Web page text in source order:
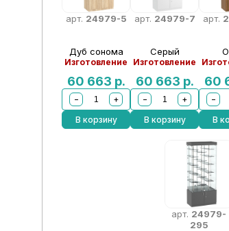
арт. 24979-5
Дуб сонома
Изготовление
60 663 р.
−
+
В корзину
арт. 24979-7
Серый
Изготовление
60 663 р.
−
+
В корзину
арт.
60
−
В
арт. 24979-
295